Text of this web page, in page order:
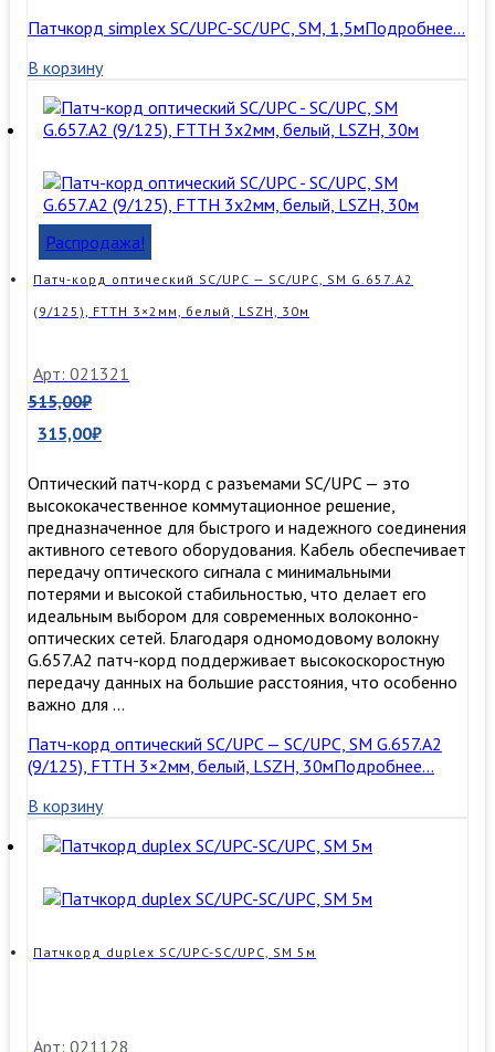
Патчкорд simplex SC/UPC-SC/UPC, SM, 1,5мПодробнее…
В корзину
Распродажа!
Патч-корд оптический SC/UPC — SC/UPC, SM G.657.A2
(9/125), FTTH 3×2мм, белый, LSZH, 30м
Арт: 021321
515,00₽
315,00₽
Оптический патч-корд с разъемами SC/UPC — это
высококачественное коммутационное решение,
предназначенное для быстрого и надежного соединения
активного сетевого оборудования. Кабель обеспечивает
передачу оптического сигнала с минимальными
потерями и высокой стабильностью, что делает его
идеальным выбором для современных волоконно-
оптических сетей. Благодаря одномодовому волокну
G.657.A2 патч-корд поддерживает высокоскоростную
передачу данных на большие расстояния, что особенно
важно для …
Патч-корд оптический SC/UPC — SC/UPC, SM G.657.A2
(9/125), FTTH 3×2мм, белый, LSZH, 30мПодробнее…
В корзину
Патчкорд duplex SC/UPC-SC/UPC, SM 5м
Арт: 021128